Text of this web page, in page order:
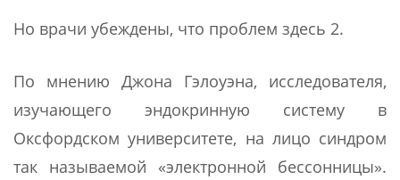
Но врачи убеждены, что проблем здесь 2.
По мнению Джона Гэлоуэна, исследователя,
изучающего эндокринную систему в
Оксфордском университете, на лицо синдром
так называемой «электронной бессонницы».